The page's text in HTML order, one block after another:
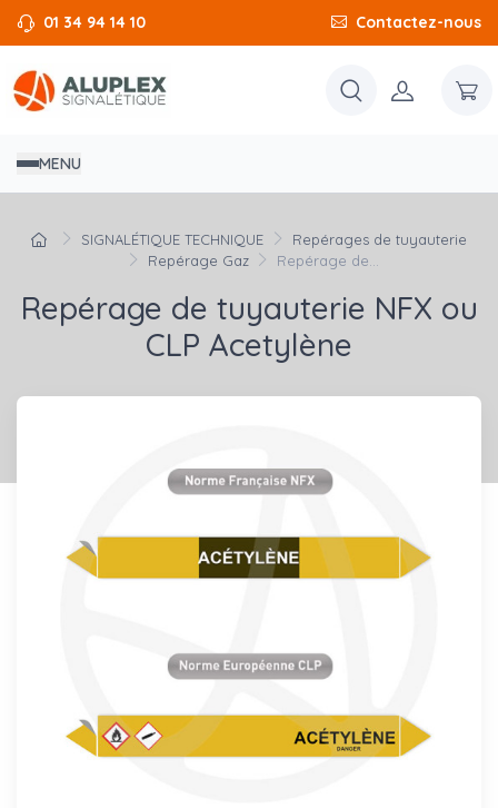
01 34 94 14 10 Contactez-nous
MENU
SIGNALÉTIQUE TECHNIQUE
Repérages de tuyauterie
Repérage Gaz
Repérage de...
Repérage de tuyauterie NFX ou
CLP Acetylène